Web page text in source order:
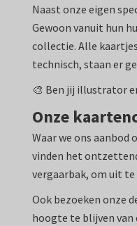
Naast onze eigen
Gewoon vanuit hun
collectie. Alle
technisch, staan er
🎨 Ben jij illustrator
Onze
Waar we ons aanbod
vinden het
vergaarbak, om uit
Ook bezoeken onze
hoogte te blijven van